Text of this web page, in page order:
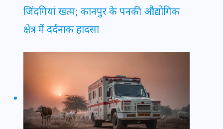
जिंदगियां खत्म; कानपुर के पनकी औद्योगिक
क्षेत्र में दर्दनाक हादसा